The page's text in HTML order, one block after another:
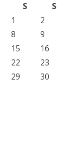
S
S
1
2
8
9
15
16
22
23
29
30